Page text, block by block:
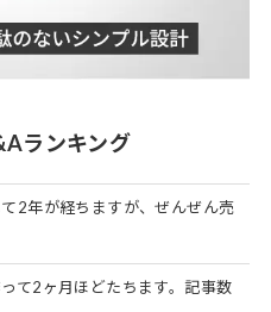
ランキング
2年が経ちますが、ぜんぜん売
て2ヶ月ほどたちます。記事数